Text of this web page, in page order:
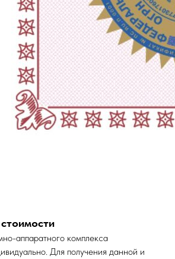
аппаратного комплекса
Для получения данной и